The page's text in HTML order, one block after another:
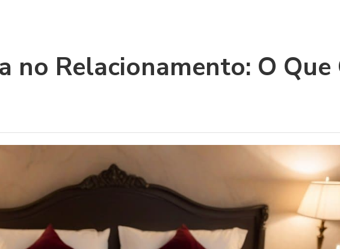
no Relacionamento: O Que